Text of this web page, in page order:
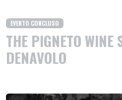
EVENTO CONCLUSO
THE PIGNETO WINE
DENAVOLO